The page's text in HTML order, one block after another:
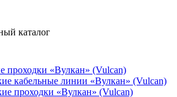
каталог
проходки «Вулкан» (Vulcan)
кабельные линии «Вулкан» (Vulcan)
проходки «Вулкан» (Vulcan)